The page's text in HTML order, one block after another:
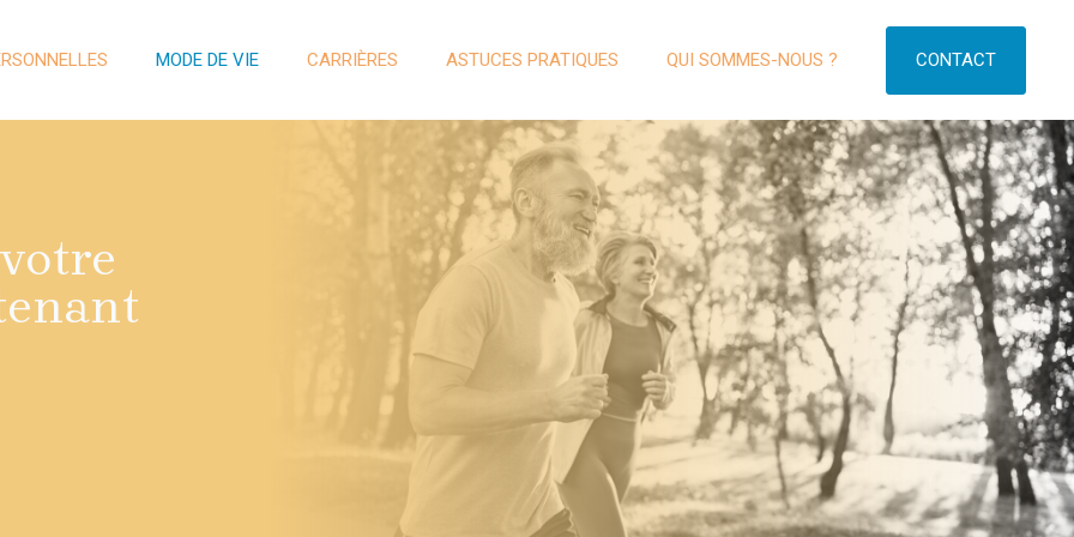
MODE DE VIE CARRIÈRES ASTUCES PRATIQUES QUI SOMMES-NOUS ? CONTACT